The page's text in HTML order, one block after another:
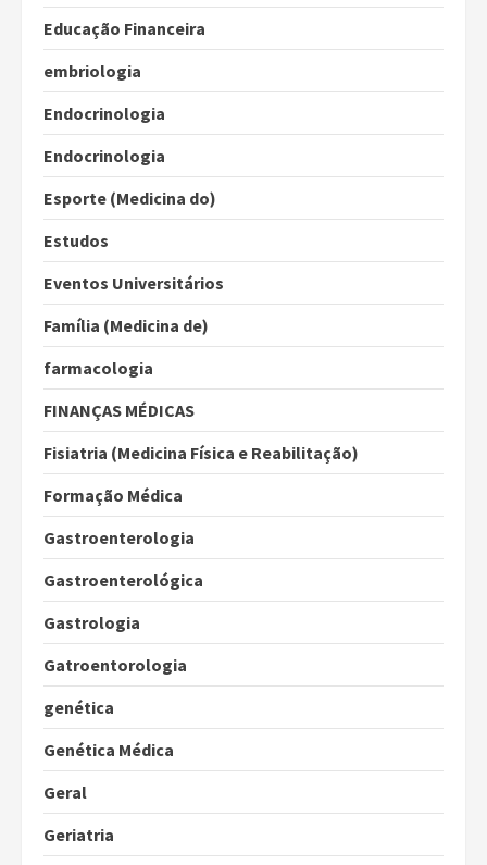
Educação Financeira
embriologia
Endocrinologia
Endocrinologia
Esporte (Medicina do)
Estudos
Eventos Universitários
Família (Medicina de)
farmacologia
FINANÇAS MÉDICAS
Fisiatria (Medicina Física e Reabilitação)
Formação Médica
Gastroenterologia
Gastroenterológica
Gastrologia
Gatroentorologia
genética
Genética Médica
Geral
Geriatria